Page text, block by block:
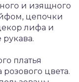
и изящного
цепочки
лифа и
платья
цвета.